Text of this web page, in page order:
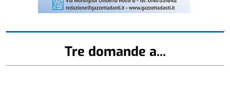
Tre domande a...